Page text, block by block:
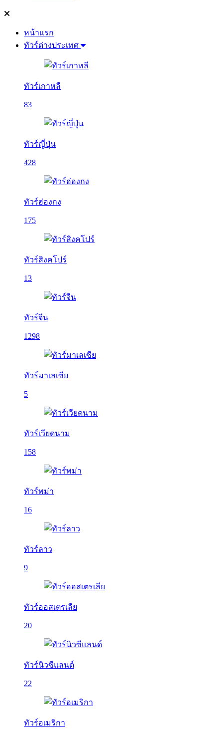
หน้าแรก
ทัวร์ต่างประเทศ
ทัวร์เกาหลี
83
ทัวร์ญี่ปุ่น
428
ทัวร์ฮ่องกง
175
ทัวร์สิงคโปร์
13
ทัวร์จีน
1298
ทัวร์มาเลเซีย
5
ทัวร์เวียดนาม
158
ทัวร์พม่า
16
ทัวร์ลาว
9
ทัวร์ออสเตรเลีย
20
ทัวร์นิวซีแลนด์
22
ทัวร์อเมริกา